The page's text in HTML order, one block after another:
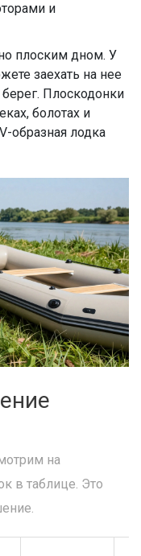
и
плоским дном. У
заехать на нее
Плоскодонки
болотах и
образная лодка
на
в таблице. Это